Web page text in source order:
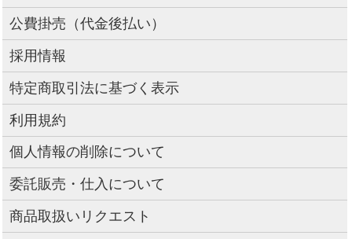
公費掛売（代金後払い）
採用情報
特定商取引法に基づく表示
利用規約
個人情報の削除について
委託販売・仕入について
商品取扱いリクエスト